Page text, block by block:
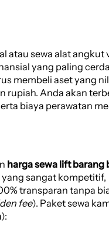
atau sewa alat angkut
yang paling
membeli aset yang
rupiah. Anda akan
biaya perawatan
harga sewa lift barang
yang sangat kompetitif,
transparan tanpa
fee). Paket sewa
):